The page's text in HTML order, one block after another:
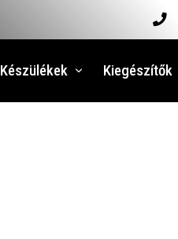
Készülékek Kiegészítők